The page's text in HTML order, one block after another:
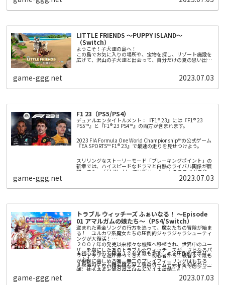
まに、 チュートリアルや各種仕様への誘導を拡充しました。
■ゲーム体験をさらに深める新規要素を多数追加！
しました。
焦らずゆっくりプレイできる【無期限モード】やキャラクタ
ーたちとの交流イベントの追加、華やかな演出の必殺技…さ
らにボリュームアップした本作の世界を楽しめます。
スタイルに合わせてステータスを割り振りましょう！
武器、防具、アクセサリーといった装備がクエスト報酬や敵
ば、装備の打ち直しをしてそれぞれの装備性能をランダムに
変化させることもできます。
◆「幻想郷」の住人が持つお悩みを解決！多種多様なサブク
エスト
人間、仙人、妖怪たちから持ち掛けられる相談事（サブクエ
スト）を解決してあげましょう。人探しや異変の調査 、戦闘
戦闘を有利にするレアな装備などが入手できます。
LITTLE FRIENDS ～PUPPY ISLAND～
（Switch）
ようこそ！子犬達の島へ！
この島でお気に入りの場所や、宝物を探し、リゾート施設を
広げて、沢山の子犬達と出会って、自分だけの夏の思い出を
愛犬と一緒に島を冒険
game-ggg.net 2023.07.03
F1 23（PS5/PS4）
デュアルエンタイトルメント：『F1® 23』には『F1® 23
PS5™』と『F1® 23 PS4™』の両方が含まれます。
2023 FIA Formula One World Championship™の公式ゲーム
『EA SPORTS™ F1® 23』で最速の走りを見せつけよう。
スリリングなストーリーモード「ブレーキングポイント」の
新章では、ハイスピードなドラマと白熱のライバル関係が展
開。また、「F1 World」では新サーキットのラスベガスやカ
タールでホイール・トゥ・ホイールのレースを楽しみ、報酬
やアップグレードを手に入れることができます。さらに、新
しいレッドフラッグが本格的な戦略的要素を加え、レース距
ムと共に2023年の最新マシンを走らせましょう。そして、
「マイチーム・キャリアモード」では、ドリームチームを作
り上げ、画面分割や拡張されたクロスプラットフォームマル
チプレイヤーで競ったり、新登場のRaceNetリーグで他のプ
レイヤーと繋がりながら、勝利を勝ち取りましょう。
ット、レッドフラッグ、レース距離35%など。
● F1® World：チャレンジをクリアして、報酬を獲得し、ア
ップグレードを手に入れて、新たな進行状況システムでF1®
の旅を楽しみましょう。
本ゲームには、ゲーム内のバーチャルアイテムを入手するた
めにオプションでバーチャル通貨を購入できるゲーム内機能
が含まれます。
game-ggg.net 2023.07.03
トラブル ウィッチーズ ふぁいなる！ ～Episode
01 アマルガムの娘たち～（PS4/Switch）
盗まれた黄金リングの行方を追って、魔女たちの冒険が始ま
る！ ユルカワ系魔女たちの圧倒的ジャラジャラシューティ
ングが大復活！
２００７年の発売以来様々な機種へ移植され、世界中のユー
ザーを虜にしたあのトラブル☆ウィッチーズが、さらなるパ
ワーアップを遂げ帰ってきた！ 初心者から上級者まで誰も
が手軽に楽しめる唯一無二のプレイフィーリングはもちろ
ん、かつてない超お得なゲームボリュームがすべてのシュー
ティングファンを徹底的に満足させます！
★初心者から上級者まで必ず誰もが楽しめる圧倒的大ボリュ
ーム！
４段階のゲーム難易度と全７種のゲームモードを初めから実
装。使えるキャラクターはなんと１１種類＋α！
１６年にわたる追加と調整を一挙に実装し、さらに背景をフ
ルポリゴンに置き換え、様々な調整を施したトラブル☆ウィ
★圧倒的ジャラジャラ感！ 唯一無二のプレイフィーリング
game-ggg.net 2023.07.03